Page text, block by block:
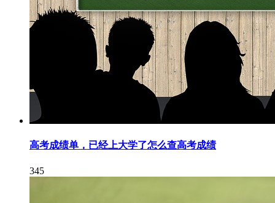
高考成绩单，已经上大学了怎么查高考成绩
345